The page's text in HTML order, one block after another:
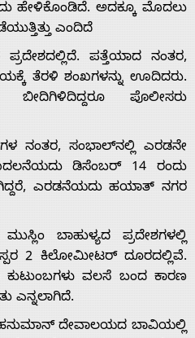
ಹೇಳಿಕೊಂಡಿದೆ. ಅದಕ್ಕೂ ಮೊದಲು
ಎಂದಿದೆ
ಪತ್ತೆಯಾದ ನಂತರ,
ತೆರಳಿ ಶಂಖಗಳನ್ನು ಊದಿದರು.
ಪೊಲೀಸರು
ನಂತರ, ಸಂಭಾಲ್‌ನಲ್ಲಿ ಎರಡನೇ
ಡಿಸೆಂಬರ್ 14 ರಂದು
ಎರಡನೆಯದು ಹಯಾತ್ ನಗರ
ಬಾಹುಳ್ಯದ ಪ್ರದೇಶಗಳಲ್ಲಿ
2 ಕಿಲೋಮೀಟರ್ ದೂರದಲ್ಲಿವೆ.
ವಲಸೆ ಬಂದ ಕಾರಣ
ಎನ್ನಲಾಗಿದೆ.
ದೇವಾಲಯದ ಬಾವಿಯಲ್ಲಿ